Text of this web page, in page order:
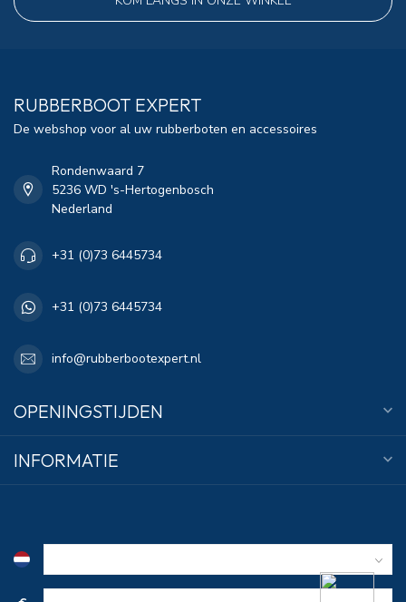
RUBBERBOOT EXPERT
De webshop voor al uw rubberboten en accessoires
Rondenwaard 7
5236 WD 's-Hertogenbosch
Nederland
+31 (0)73 6445734
+31 (0)73 6445734
info@rubberbootexpert.nl
OPENINGSTIJDEN
INFORMATIE